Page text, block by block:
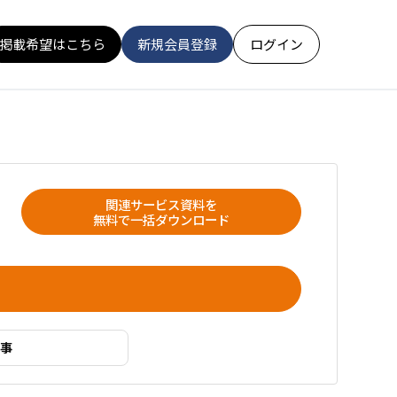
掲載希望はこちら 新規会員登録 ログイン
関連サービス資料を
無料で一括ダウンロード